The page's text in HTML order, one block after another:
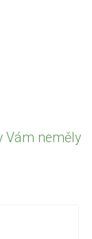
Vám neměly